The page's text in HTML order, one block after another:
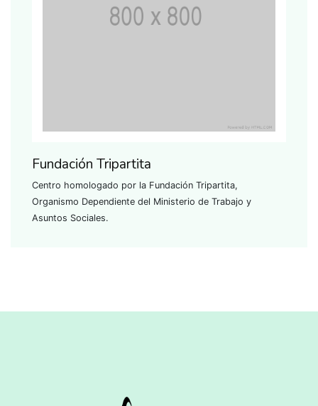
Fundación Tripartita
Centro homologado por la Fundación Tripartita,
Organismo Dependiente del Ministerio de Trabajo y
Asuntos Sociales.